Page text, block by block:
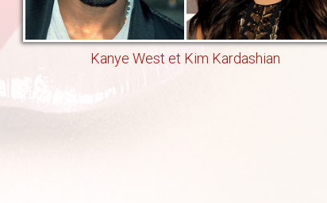
Kanye West et Kim Kardashian